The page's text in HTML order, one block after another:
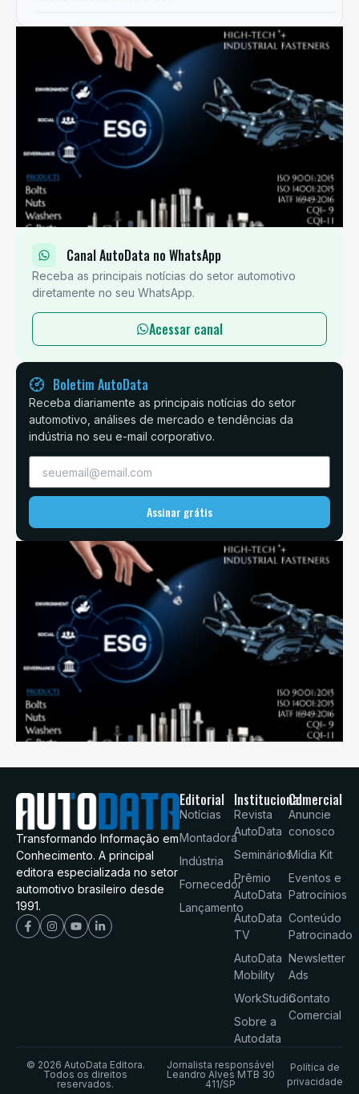
Canal AutoData no WhatsApp
Receba as principais notícias do setor automotivo
diretamente no seu WhatsApp.
Acessar canal
Boletim AutoData
Receba diariamente as principais notícias do setor
automotivo, análises de mercado e tendências da
indústria no seu e-mail corporativo.
Assinar grátis
Transformando Informação em
Conhecimento. A principal
editora especializada no setor
automotivo brasileiro desde
1991.
Editorial
Notícias
Montadora
Indústria
Fornecedor
Lançamento
Institucional
Revista
AutoData
Seminários
Prêmio
AutoData
AutoData
TV
AutoData
Mobility
WorkStudio
Sobre a
Autodata
Comercial
Anuncie
conosco
Mídia Kit
Eventos e
Patrocínios
Conteúdo
Patrocinado
Newsletter
Ads
Contato
Comercial
© 2026 AutoData Editora.
Todos os direitos
reservados.
Jornalista responsável
Leandro Alves MTB 30
411/SP
Política de
privacidade